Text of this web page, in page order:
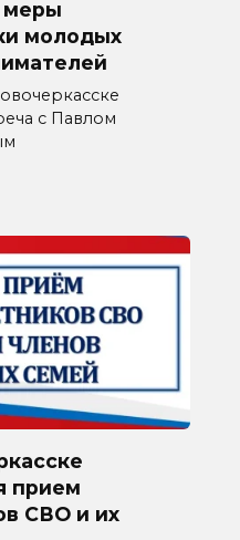
меры
молодых
с Павлом
прием
СВО и их